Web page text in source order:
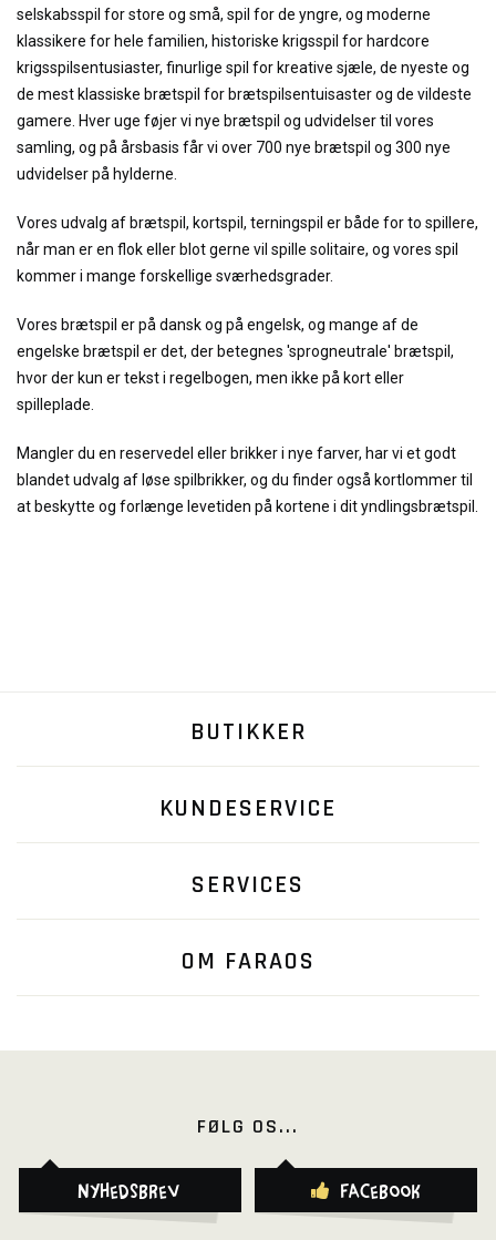
selskabsspil for store og små, spil for de yngre, og moderne
klassikere for hele familien, historiske krigsspil for hardcore
krigsspilsentusiaster, finurlige spil for kreative sjæle, de nyeste og
de mest klassiske brætspil for brætspilsentuisaster og de vildeste
gamere. Hver uge føjer vi nye brætspil og udvidelser til vores
samling, og på årsbasis får vi over 700 nye brætspil og 300 nye
udvidelser på hylderne.
Vores udvalg af brætspil, kortspil, terningspil er både for to spillere,
når man er en flok eller blot gerne vil spille solitaire, og vores spil
kommer i mange forskellige sværhedsgrader.
Vores brætspil er på dansk og på engelsk, og mange af de
engelske brætspil er det, der betegnes 'sprogneutrale' brætspil,
hvor der kun er tekst i regelbogen, men ikke på kort eller
spilleplade.
Mangler du en reservedel eller brikker i nye farver, har vi et godt
blandet udvalg af løse spilbrikker, og du finder også kortlommer til
at beskytte og forlænge levetiden på kortene i dit yndlingsbrætspil.
BUTIKKER
KUNDESERVICE
SERVICES
OM FARAOS
FØLG OS...
Nyhedsbrev Facebook